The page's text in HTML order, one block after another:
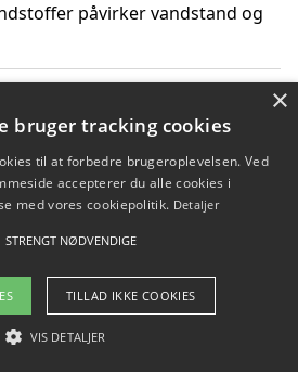
påvirker vandstand og
2026 - Pilanto Aps
×
bruger tracking cookies
til at forbedre brugeroplevelsen. Ved
accepterer du alle cookies i
med vores cookiepolitik. Detaljer
STRENGT NØDVENDIGE
TILLAD IKKE COOKIES
VIS DETALJER